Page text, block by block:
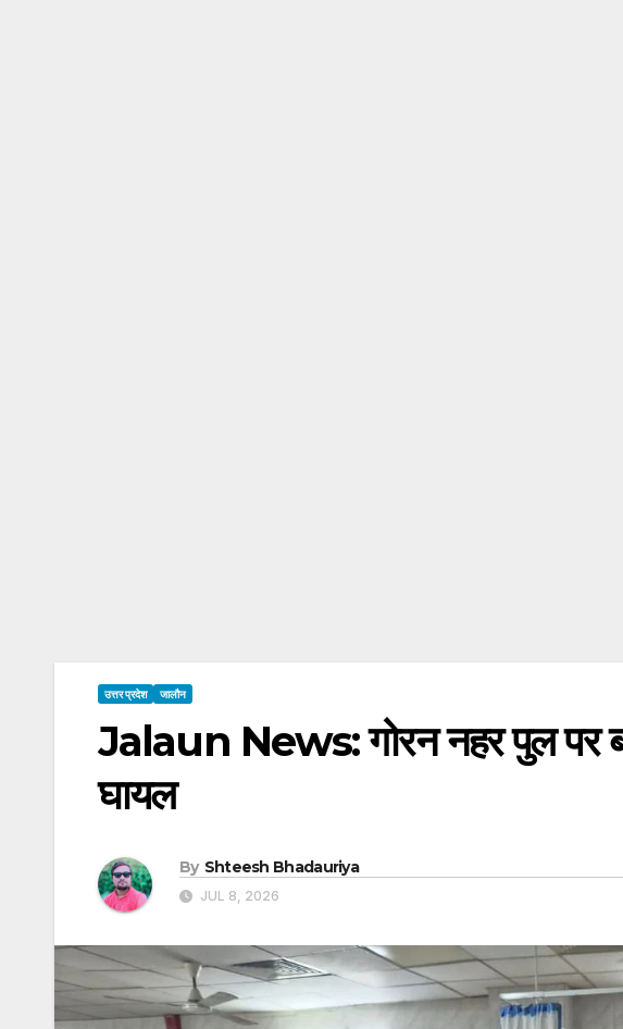
उत्तर प्रदेश जालौन
Jalaun News: गोरन नहर पुल पर
घायल
By Shteesh Bhadauriya
JUL 8, 2026